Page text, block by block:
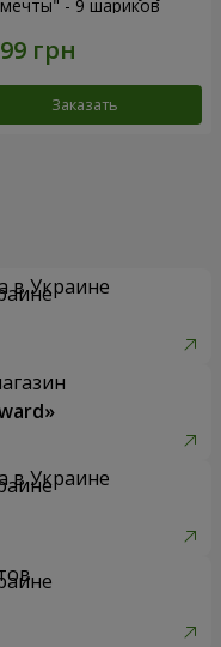
- 9 шариков
Заказать
в Украине
в Украине